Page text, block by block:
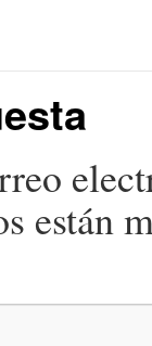
están